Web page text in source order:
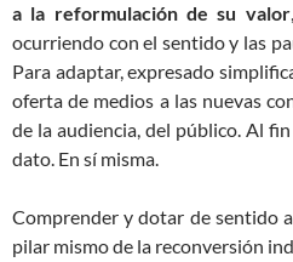
a la reformulación de su valor
ocurriendo con el sentido y las
Para adaptar, expresado
oferta de medios a las nuevas
de la audiencia, del público. Al
dato. En sí misma.
Comprender y dotar de sentido
pilar mismo de la reconversión